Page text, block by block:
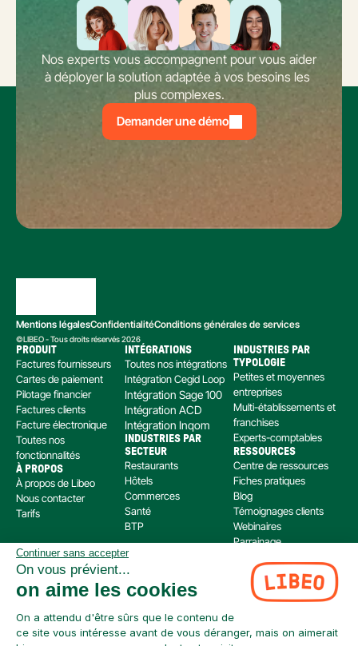
Nos experts vous accompagnent pour vous aider
à déployer la solution adaptée à vos besoins les
plus complexes.
Demander une démo
Mentions légalesConfidentialitéConditions générales de services
©LIBEO - Tous droits réservés 2026
Libeo, société par actions simplifiée immatriculée au RCS de Créteil, dont le siège social
est situé au 112 Avenue de Paris, 94300 Vincennes, est enregistré auprès de l’Organisme
pour le Registre Unique des Intermédiaires en assurance, banque et finance (ORIAS) sous
le numéro 220 063 49 en tant que (i) courtier en opérations de banque et en services de
paiement (COBSP) et (ii) mandataire non exclusif en opération de Banque et Service de
Paiement (MOBSP) de la société SWAN (SIREN: 853 827 103). Les immatriculations COBSP
PRODUIT
Factures fournisseurs
Cartes de paiement
Pilotage financier
Factures clients
Facture électronique
Toutes nos
fonctionnalités
À PROPOS
À propos de Libeo
Nous contacter
Tarifs
INTÉGRATIONS
Toutes nos intégrations
Intégration Cegid Loop
Intégration Sage 100
Intégration ACD
Intégration Inqom
INDUSTRIES PAR
SECTEUR
Restaurants
Hôtels
Commerces
Santé
BTP
INDUSTRIES PAR
TYPOLOGIE
Petites et moyennes
entreprises
Multi-établissements et
franchises
Experts-comptables
RESSOURCES
Centre de ressources
Fiches pratiques
Blog
Témoignages clients
Webinaires
Parrainage
Continuer sans accepter
On vous prévient...
on aime les cookies
On a attendu d'être sûrs que le contenu de
ce site vous intéresse avant de vous déranger, mais on aimerait